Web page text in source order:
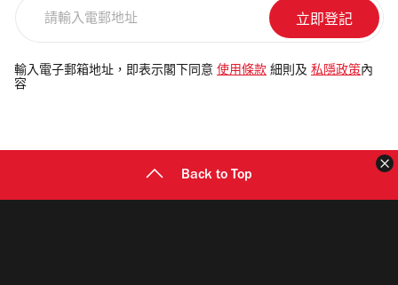
電
郵
輸入電子郵箱地址，即表示閣下同意 使用條款 細則及 私隱政策 內
容
Back to Top